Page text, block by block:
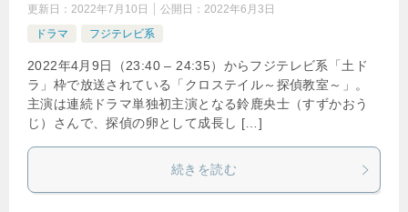
更新日： 2022年7月10日 公開日： 2022年6月3日
ドラマ
フジテレビ系
2022年4月9日（23:40 – 24:35）からフジテレビ系「土ド
ラ」枠で放送されている「クロステイル～探偵教室～」。
主演は連続ドラマ単独初主演となる鈴鹿央士（すずかおう
じ）さんで、探偵の卵として成長し […]
続きを読む